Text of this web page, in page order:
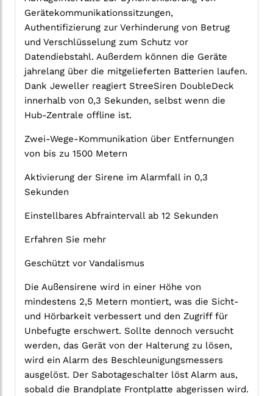
Gerätekommunikationssitzungen,
Authentifizierung zur Verhinderung von Betrug
und Verschlüsselung zum Schutz vor
Datendiebstahl. Außerdem können die Geräte
jahrelang über die mitgelieferten Batterien laufen.
Dank Jeweller reagiert StreeSiren DoubleDeck
innerhalb von 0,3 Sekunden, selbst wenn die
Hub-Zentrale offline ist.
Zwei-Wege-Kommunikation über Entfernungen
von bis zu 1500 Metern
Aktivierung der Sirene im Alarmfall in 0,3
Sekunden
Einstellbares Abfraintervall ab 12 Sekunden
Erfahren Sie mehr
Geschützt vor Vandalismus
Die Außensirene wird in einer Höhe von
mindestens 2,5 Metern montiert, was die Sicht-
und Hörbarkeit verbessert und den Zugriff für
Unbefugte erschwert. Sollte dennoch versucht
werden, das Gerät von der Halterung zu lösen,
wird ein Alarm des Beschleunigungsmessers
ausgelöst. Der Sabotageschalter löst Alarm aus,
sobald die Brandplate Frontplatte abgerissen wird.